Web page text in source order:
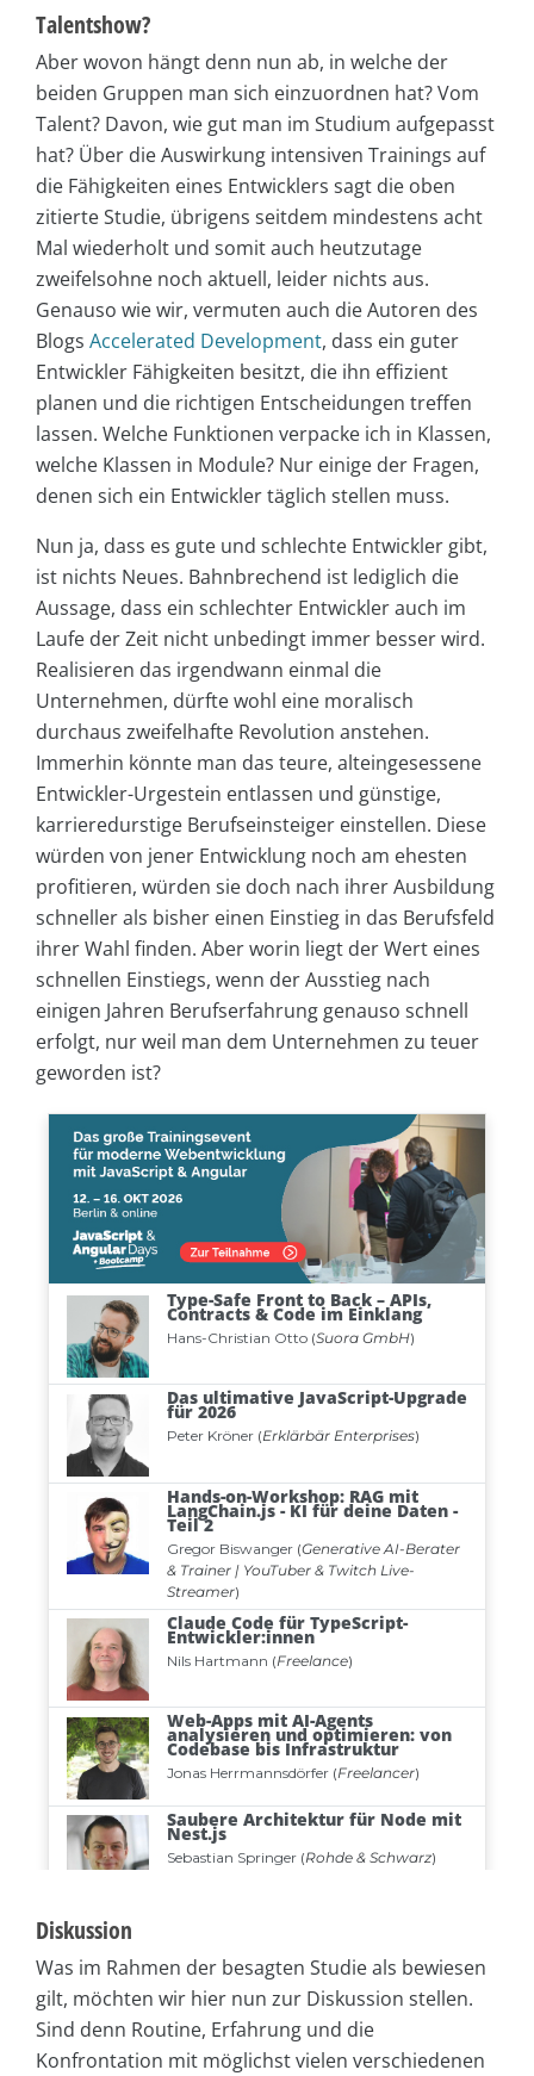
Talentshow?
Aber wovon hängt denn nun ab, in welche der
beiden Gruppen man sich einzuordnen hat? Vom
Talent? Davon, wie gut man im Studium aufgepasst
hat? Über die Auswirkung intensiven Trainings auf
die Fähigkeiten eines Entwicklers sagt die oben
zitierte Studie, übrigens seitdem mindestens acht
Mal wiederholt und somit auch heutzutage
zweifelsohne noch aktuell, leider nichts aus.
Genauso wie wir, vermuten auch die Autoren des
Blogs Accelerated Development, dass ein guter
Entwickler Fähigkeiten besitzt, die ihn effizient
planen und die richtigen Entscheidungen treffen
lassen. Welche Funktionen verpacke ich in Klassen,
welche Klassen in Module? Nur einige der Fragen,
denen sich ein Entwickler täglich stellen muss.
Nun ja, dass es gute und schlechte Entwickler gibt,
ist nichts Neues. Bahnbrechend ist lediglich die
Aussage, dass ein schlechter Entwickler auch im
Laufe der Zeit nicht unbedingt immer besser wird.
Realisieren das irgendwann einmal die
Unternehmen, dürfte wohl eine moralisch
durchaus zweifelhafte Revolution anstehen.
Immerhin könnte man das teure, alteingesessene
Entwickler-Urgestein entlassen und günstige,
karrieredurstige Berufseinsteiger einstellen. Diese
würden von jener Entwicklung noch am ehesten
profitieren, würden sie doch nach ihrer Ausbildung
schneller als bisher einen Einstieg in das Berufsfeld
ihrer Wahl finden. Aber worin liegt der Wert eines
schnellen Einstiegs, wenn der Ausstieg nach
einigen Jahren Berufserfahrung genauso schnell
erfolgt, nur weil man dem Unternehmen zu teuer
geworden ist?
Diskussion
Was im Rahmen der besagten Studie als bewiesen
gilt, möchten wir hier nun zur Diskussion stellen.
Sind denn Routine, Erfahrung und die
Konfrontation mit möglichst vielen verschiedenen